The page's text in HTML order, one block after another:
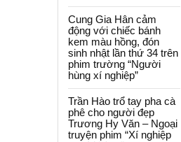
Cung Gia Hân cảm
động với chiếc bánh
kem màu hồng, đón
sinh nhật lần thứ 34 trên
phim trường “Người
hùng xí nghiệp”
Trần Hào trổ tay pha cà
phê cho người đẹp
Trương Hy Văn – Ngoại
truyện phim “Xí nghiệp